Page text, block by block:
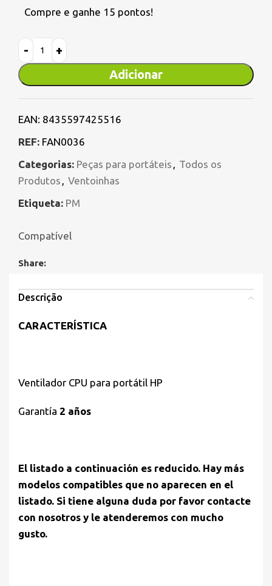
Compre e ganhe 15 pontos!
Adicionar
EAN: 8435597425516
REF: FAN0036
Categorias: Peças para portáteis , Todos os
Produtos , Ventoinhas
Etiqueta: PM
Compatível
Share:
Descrição
CARACTERÍSTICA
Ventilador CPU para portátil HP
Garantía 2 años
El listado a continuación es reducido. Hay más
modelos compatibles que no aparecen en el
listado. Si tiene alguna duda por favor contacte
con nosotros y le atenderemos con mucho
gusto.